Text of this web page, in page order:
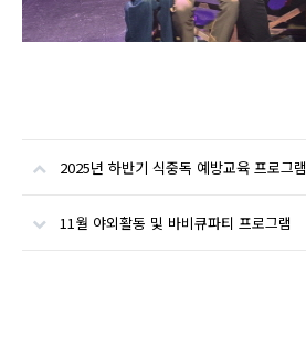
2025년 하반기 식중독 예방교육 프로그램
11월 야외활동 및 바비큐파티 프로그램